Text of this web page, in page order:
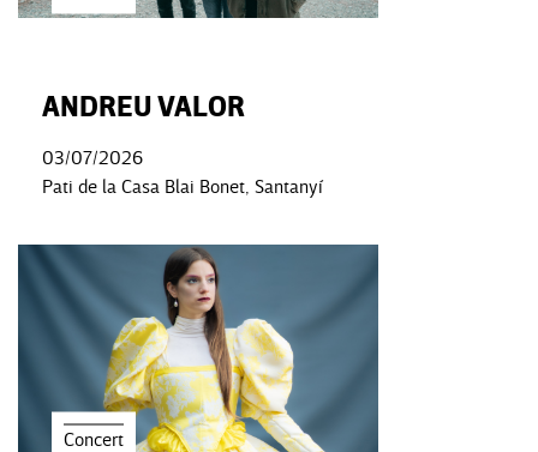
ANDREU VALOR
03/07/2026
Pati de la Casa Blai Bonet, Santanyí
Concert